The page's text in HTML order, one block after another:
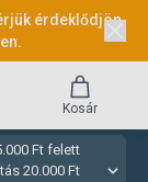
érdeklődjön
Ft felett
20.000 Ft
Kosár